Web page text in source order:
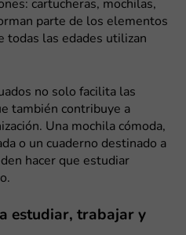
cartucheras, mochilas,
parte de los elementos
todas las edades utilizan
no solo facilita las
también contribuye a
Una mochila cómoda,
o un cuaderno destinado a
hacer que estudiar
estudiar, trabajar y